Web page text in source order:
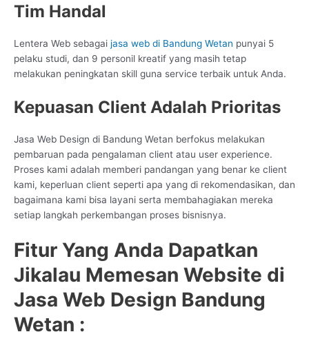
Tim Handal
Lentera Web sebagai jasa web di Bandung Wetan punyai 5
pelaku studi, dan 9 personil kreatif yang masih tetap
melakukan peningkatan skill guna service terbaik untuk Anda.
Kepuasan Client Adalah Prioritas
Jasa Web Design di Bandung Wetan berfokus melakukan
pembaruan pada pengalaman client atau user experience.
Proses kami adalah memberi pandangan yang benar ke client
kami, keperluan client seperti apa yang di rekomendasikan, dan
bagaimana kami bisa layani serta membahagiakan mereka
setiap langkah perkembangan proses bisnisnya.
Fitur Yang Anda Dapatkan
Jikalau Memesan Website di
Jasa Web Design Bandung
Wetan :